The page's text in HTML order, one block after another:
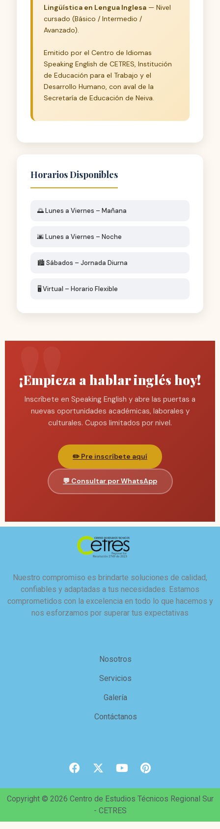
Lingüística en Lengua Inglesa — Nivel
cursado (Básico / Intermedio /
Avanzado).
Emitido por el Centro de Idiomas
Speaking English de CETRES, Institución
de Educación para el Trabajo y el
Desarrollo Humano, con aval de la
Secretaría de Educación de Neiva.
Horarios Disponibles
🌅 Lunes a Viernes – Mañana
🌆 Lunes a Viernes – Noche
🏙️ Sábados – Jornada Diurna
🖥️ Virtual – Horario Flexible
¡Empieza a hablar inglés hoy!
Inscríbete en Speaking English y abre las puertas a
nuevas oportunidades académicas, laborales y
culturales. Cupos limitados por nivel.
✏️ Pre inscríbete aquí
💬 Consultar por WhatsApp
Nuestro compromiso es brindarte soluciones de calidad,
confiables y adaptadas a tus necesidades. Estamos
comprometidos con la excelencia en todo lo que hacemos y
nos esforzamos por superar tus expectativas
Nosotros
Servicios
Galería
Contáctanos
Copyright © 2026 Centro de Estudios Técnicos Regional Sur
- CETRES